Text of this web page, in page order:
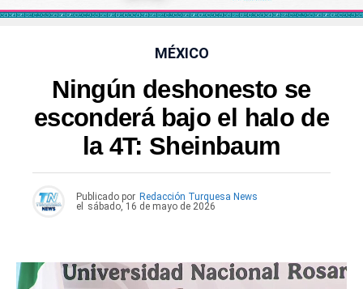
MÉXICO
Ningún deshonesto se
esconderá bajo el halo de
la 4T: Sheinbaum
Publicado por Redacción Turquesa News
el
sábado, 16 de mayo de 2026